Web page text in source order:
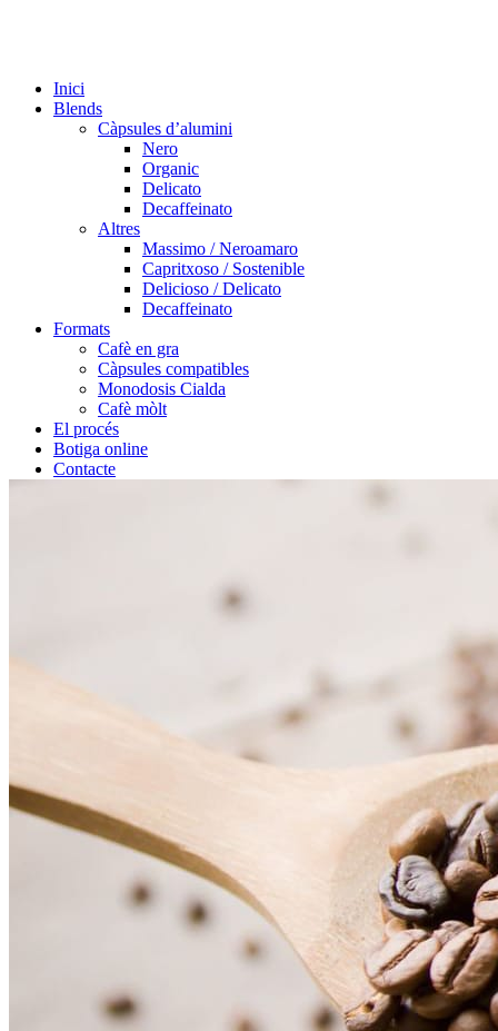
Inici
Blends
Càpsules d’alumini
Nero
Organic
Delicato
Decaffeinato
Altres
Massimo / Neroamaro
Capritxoso / Sostenible
Delicioso / Delicato
Decaffeinato
Formats
Cafè en gra
Càpsules compatibles
Monodosis Cialda
Cafè mòlt
El procés
Botiga online
Contacte